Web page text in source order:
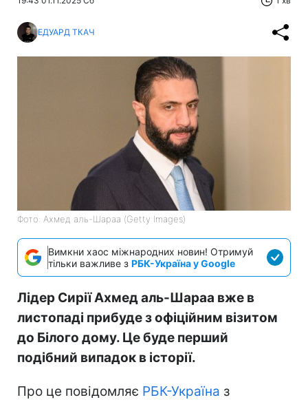
ЕДУАРД ТКАЧ
Фото: Ахмед аль-Шараа (Getty Images)
Вимкни хаос міжнародних новин! Отримуй
тільки важливе з РБК-Україна у Google
Лідер Сирії Ахмед аль-Шараа вже в
листопаді прибуде з офіційним візитом
до Білого дому. Це буде перший
подібний випадок в історії.
Про це повідомляє РБК-Україна з